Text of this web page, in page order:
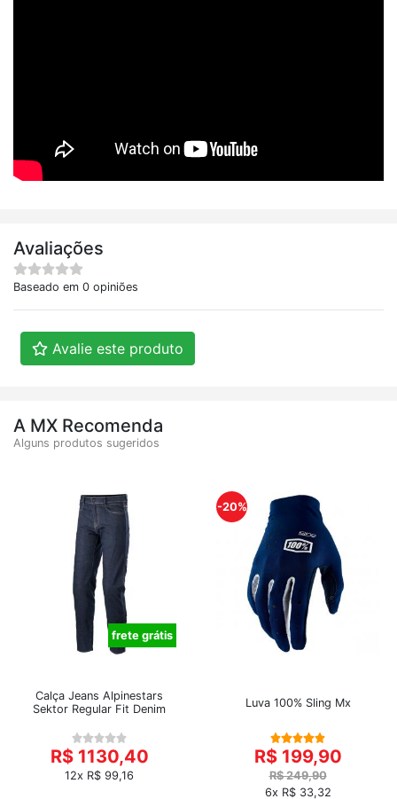
Avaliações
Baseado em 0 opiniões
Avalie este produto
A MX Recomenda
Alguns produtos sugeridos
frete grátis
Calça Jeans Alpinestars
Sektor Regular Fit Denim
R$ 1130,40
12x R$ 99,16
-20%
Luva 100% Sling Mx
R$ 199,90
R$ 249,90
6x R$ 33,32